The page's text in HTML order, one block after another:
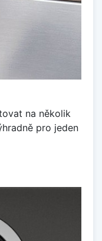
na několik
pro jeden